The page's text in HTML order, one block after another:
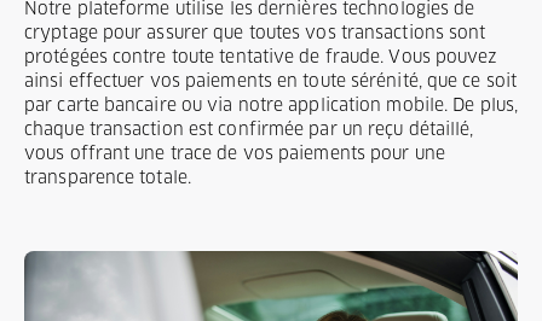
Notre plateforme utilise les dernières technologies de
cryptage pour assurer que toutes vos transactions sont
protégées contre toute tentative de fraude. Vous pouvez
ainsi effectuer vos paiements en toute sérénité, que ce soit
par carte bancaire ou via notre application mobile. De plus,
chaque transaction est confirmée par un reçu détaillé,
vous offrant une trace de vos paiements pour une
transparence totale.